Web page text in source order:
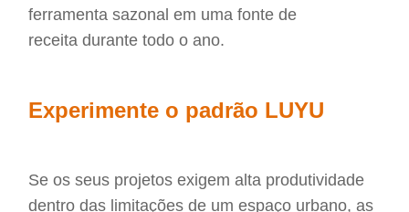
ferramenta sazonal em uma fonte de
receita durante todo o ano.
Experimente o padrão LUYU
Se os seus projetos exigem alta produtividade
dentro das limitações de um espaço urbano, as